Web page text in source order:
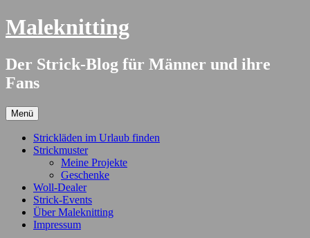
Springe
zum
Maleknitting
Der Strick-Blog für Männer und ihre
Fans
Menü
Strickläden im Urlaub finden
Strickmuster
Meine Projekte
Geschenke
Woll-Dealer
Strick-Events
Über Maleknitting
Impressum